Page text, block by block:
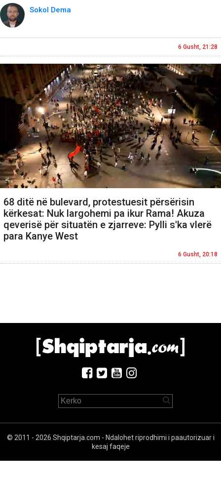
Sokol Dema
6 Gusht, 21:28
68 ditë në bulevard, protestuesit përsërisin
kërkesat: Nuk largohemi pa ikur Rama! Akuza
qeverisë për situatën e zjarreve: Pylli s'ka vlerë
para Kanye West
6 Gusht, 20:18
© 2011 - 2026 Shqiptarja.com - Ndalohet riprodhimi i paautorizuar i
kesaj faqeje